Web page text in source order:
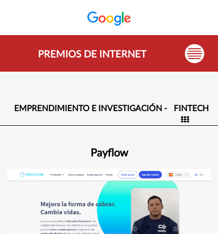
PREMIOS DE INTERNET
EMPRENDIMIENTO E INVESTIGACIÓN - FINTECH
Payflow